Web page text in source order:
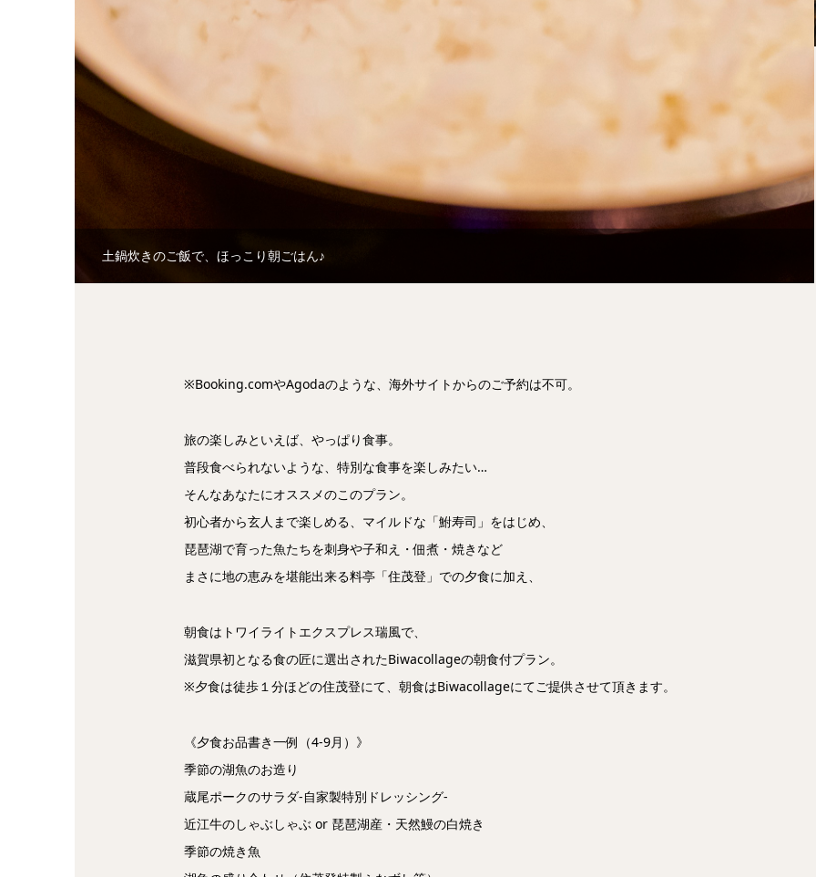
メゾネット蔵で隠れ家気分を
※Booking.comやAgodaのような、海外サイトからのご予約は不可。
旅の楽しみといえば、やっぱり食事。
普段食べられないような、特別な食事を楽しみたい…
そんなあなたにオススメのこのプラン。
初心者から玄人まで楽しめる、マイルドな「鮒寿司」をはじめ、
琵琶湖で育った魚たちを刺身や子和え・佃煮・焼きなど
まさに地の恵みを堪能出来る料亭「住茂登」での夕食に加え、
朝食はトワイライトエクスプレス瑞風で、
滋賀県初となる食の匠に選出されたBiwacollageの朝食付プラン。
※夕食は徒歩１分ほどの住茂登にて、朝食はBiwacollageにてご提供させて頂きます。
《夕食お品書き一例（4-9月）》
季節の湖魚のお造り
蔵尾ポークのサラダ-自家製特別ドレッシング-
近江牛のしゃぶしゃぶ or 琵琶湖産・天然鰻の白焼き
季節の焼き魚